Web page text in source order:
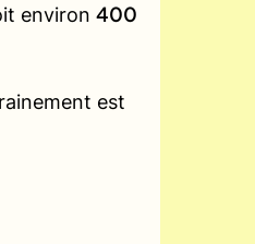
environ 400
est